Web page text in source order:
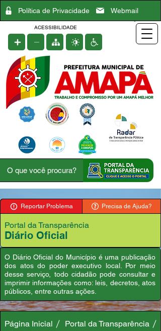
Política de Privacidade Webmail
ACESSIBILIDADE
Reportar Problema Precisa de Ajuda?
Portal da Transparência
Diário Oficial
O Diário Oficial do Município é uma publicação
dos atos do poder executivo local. Por meio
desse serviço, todo cidadão pode consultar e
imprimir informações como: leis, decretos, atos
públicos, entre outras ações.
Página Inicial
Portal da Transparência